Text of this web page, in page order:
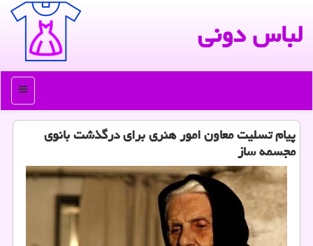
لباس دونی
منو
پیام تسلیت معاون امور هنری برای درگذشت بانوی
مجسمه ساز